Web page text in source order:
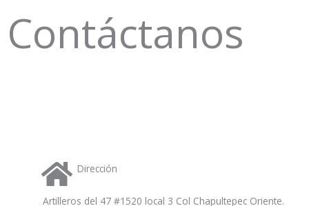
Contáctanos
Dirección
Artilleros del 47 #1520 local 3 Col Chapultepec Oriente.